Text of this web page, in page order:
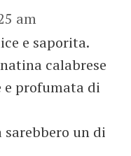
am
e saporita.
calabrese
e profumata di
sarebbero un di